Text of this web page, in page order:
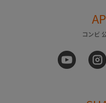
コンビ